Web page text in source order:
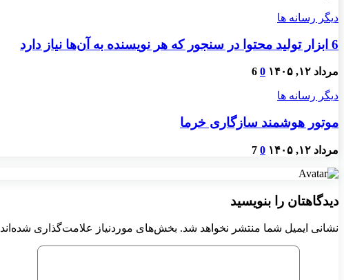
دیگر رسانه ها
6 ابزار تولید محتوا در سنجور که هر نویسنده به آن‌ها نیاز دارد
مرداد ۱۲, ۱۴۰۵ 0
6
دیگر رسانه ها
موتور هوشمند سازگاری خرما
مرداد ۱۲, ۱۴۰۵ 0
7
دیدگاهتان را بنویسید
نشانی ایمیل شما منتشر نخواهد شد. بخش‌های موردنیاز علامت‌گذاری شده‌اند